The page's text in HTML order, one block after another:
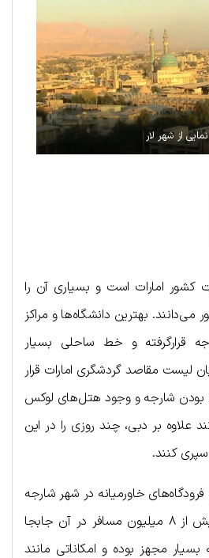
نمایی از شهر لار
یکی ۷ امارت کشور امارات است و بسیاری آن را
بهترین دانشگاه‌ها و مراکز
قرارگرفته و خط ساحلی بسیار
لیست مقاصد گردشگری امارات قرار
شارجه و وجود هتل‌های لوکس
علاوه بر دبی، چند روزی را در این
کنند.
فرودگاه‌های خاورمیانه در شهر شارجه
ساخته شده و سالانه بیش از ۸ میلیون مسافر در آن جابجا
مجهز بوده و امکاناتی مانند